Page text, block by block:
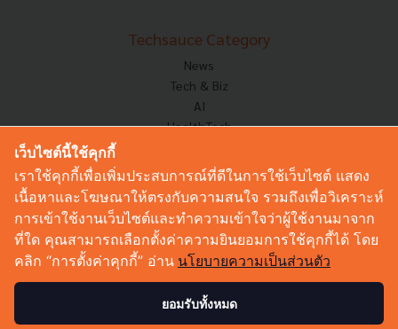
Techsauce Category
News
Tech & Biz
AI
HealthTech
Corp Innov
Saucy Thoughts
Sustainable
Videos
Podcast
เว็บไซต์นี้ใช้คุกกี้
เราใช้คุกกี้เพื่อเพิ่มประสบการณ์ที่ดีในการใช้เว็บไซต์ แสดง
เนื้อหาและโฆษณาให้ตรงกับความสนใจ รวมถึงเพื่อวิเคราะห์
การเข้าใช้งานเว็บไซต์และทำความเข้าใจว่าผู้ใช้งานมาจาก
ที่ใด คุณสามารถเลือกตั้งค่าความยินยอมการใช้คุกกี้ได้ โดย
คลิก “การตั้งค่าคุกกี้” อ่าน นโยบายความเป็นส่วนตัว
ยอมรับทั้งหมด